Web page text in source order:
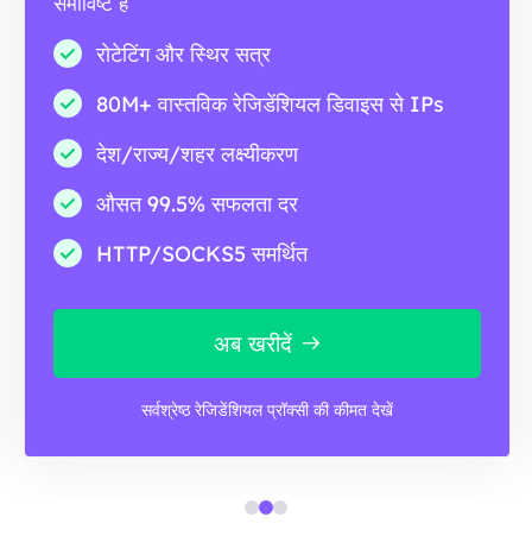
रोटेटिंग और स्थिर सत्र
80M+ वास्तविक रेजिडेंशियल डिवाइस से IPs
देश/राज्य/शहर लक्ष्यीकरण
औसत 99.5% सफलता दर
HTTP/SOCKS5 समर्थित
अब खरीदें
सर्वश्रेष्ठ रेजिडेंशियल प्रॉक्सी की कीमत देखें